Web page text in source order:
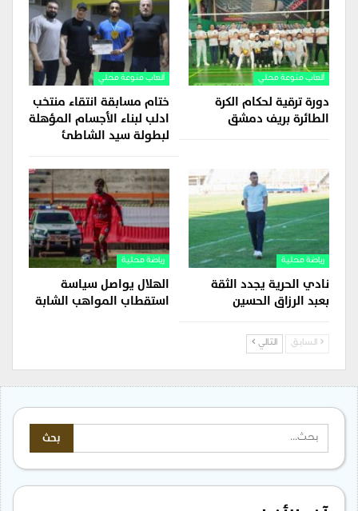
ألعاب منوعة محلي
دورة ترقية لحكام الكرة
الطائرة بريف دمشق
ألعاب منوعة محلي
ختام مسابقة انتقاء منتخب
ادلب لبناء الأجسام المؤهلة
لبطولة سيد الشاطئ
رياضة محلية
نادي الحرية يجدد الثقة
بعبد الرزاق الحسين
رياضة محلية
الهلال يواصل سياسة
استقطاب المواهب الشابة
السابق التالي